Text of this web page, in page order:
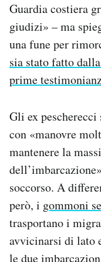
Guardia costiera
giudizi» – ma
una fune per
sia stato fatto
prime
Gli ex
con «manovre
mantenere la
soccorso. A
però, i gommoni
trasportano i
avvicinarsi di lato
le due